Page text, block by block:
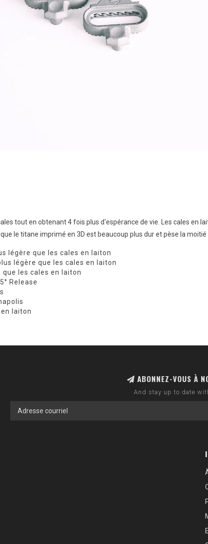
tout en obtenant 4 fois plus d'espérance de vie. Les cales en
le titane imprimé en 3D est beaucoup plus dur et pèse la moitié
légère que les cales en laiton
légère que les cales en laiton
les cales en laiton
Release
laiton
ABONNEZ-VOUS À
And stay up to date